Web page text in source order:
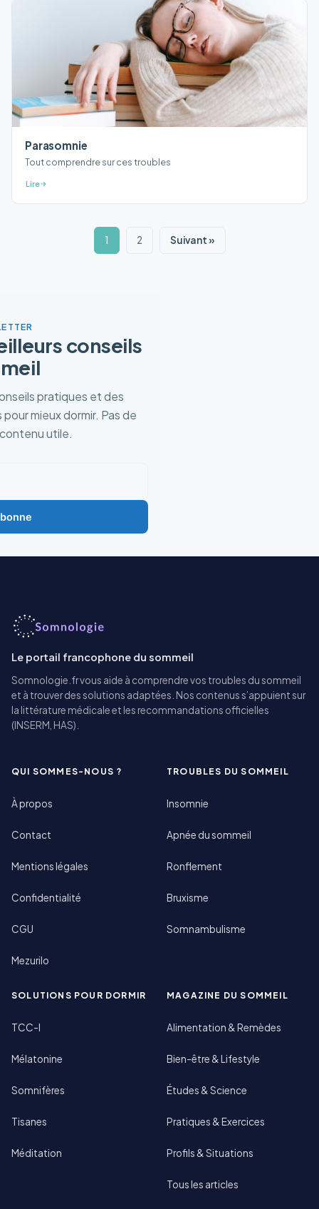
Parasomnie
Tout comprendre sur ces troubles
Lire
1 2 Suivant »
conseils
pratiques et des
mieux dormir. Pas de
utile.
Le portail francophone du sommeil
Somnologie.fr vous aide à comprendre vos troubles du sommeil
et à trouver des solutions adaptées. Nos contenus s’appuient sur
la littérature médicale et les recommandations officielles
(INSERM, HAS).
QUI SOMMES-NOUS ?
À propos
Contact
Mentions légales
Confidentialité
CGU
Mezurilo
TROUBLES DU SOMMEIL
Insomnie
Apnée du sommeil
Ronflement
Bruxisme
Somnambulisme
SOLUTIONS POUR DORMIR
TCC-I
Mélatonine
Somnifères
Tisanes
Méditation
MAGAZINE DU SOMMEIL
Alimentation & Remèdes
Bien-être & Lifestyle
Études & Science
Pratiques & Exercices
Profils & Situations
Tous les articles